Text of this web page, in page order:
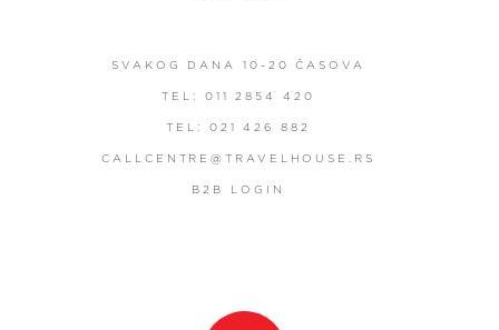
SVAKOG DANA 10-20 ČASOVA
TEL: 011 2854 420
TEL: 021 426 882
CALLCENTRE@TRAVELHOUSE.RS
B2B LOGIN